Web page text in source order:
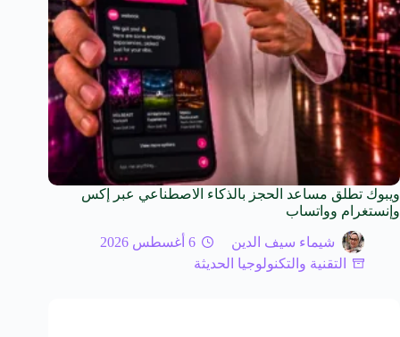
ويبوك تطلق مساعد الحجز بالذكاء الاصطناعي عبر إكس
وإنستغرام وواتساب
شيماء سيف الدين
6 أغسطس 2026
التقنية والتكنولوجيا الحديثة